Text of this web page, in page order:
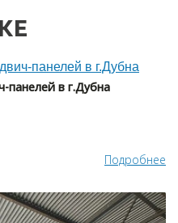
панелей в г.Дубна
Подробнее